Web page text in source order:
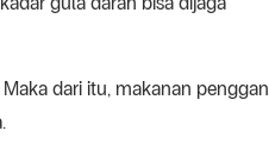
dari itu, makanan